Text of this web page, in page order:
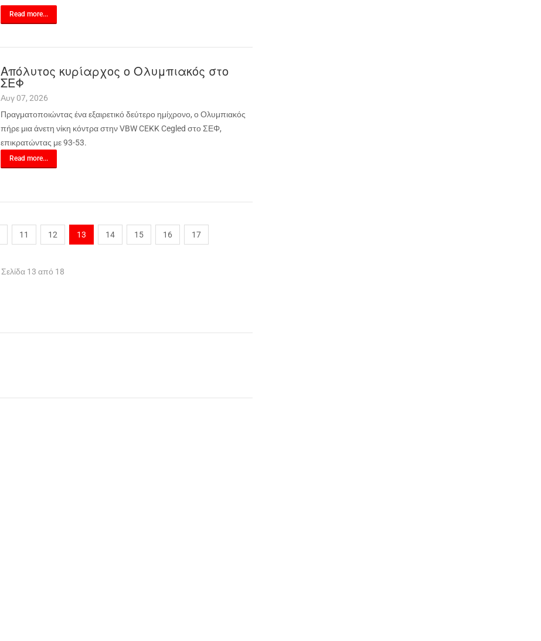
Read more...
Απόλυτος κυρίαρχος ο Ολυμπιακός στο
ΣΕΦ
Αυγ 07, 2026
Πραγματοποιώντας ένα εξαιρετικό δεύτερο ημίχρονο, ο Ολυμπιακός
πήρε μια άνετη νίκη κόντρα στην VBW CEKK Cegled στο ΣΕΦ,
επικρατώντας με 93-53.
Read more...
11 12 13 14 15 16 17
Σελίδα 13 από 18